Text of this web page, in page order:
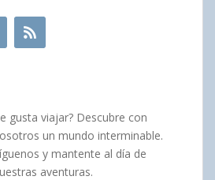
gusta viajar? Descubre con
un mundo interminable.
y mantente al día de
aventuras.